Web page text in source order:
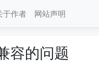
于作者 网站声明
容的问题